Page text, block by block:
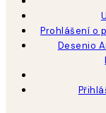
Prohlášení o
Desenio